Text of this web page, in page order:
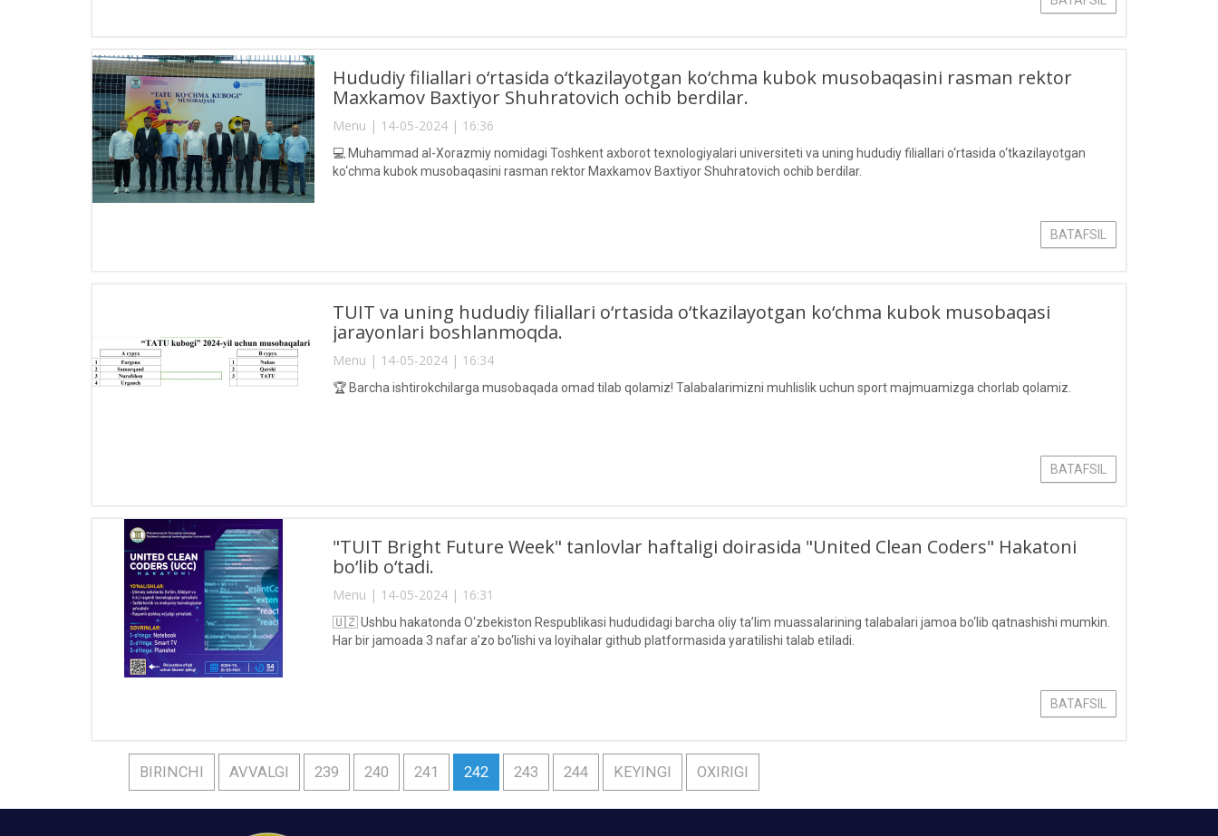
Hududiy filiallari o‘rtasida o‘tkazilayotgan ko‘chma kubok musobaqasini rasman rektor
Maxkamov Baxtiyor Shuhratovich ochib berdilar.
Menu | 14-05-2024 | 16:36
💻 Muhammad al-Xorazmiy nomidagi Toshkent axborot texnologiyalari universiteti va uning hududiy filiallari o‘rtasida o‘tkazilayotgan
ko‘chma kubok musobaqasini rasman rektor Maxkamov Baxtiyor Shuhratovich ochib berdilar.
BATAFSIL
TUIT va uning hududiy filiallari o‘rtasida o‘tkazilayotgan ko‘chma kubok musobaqasi
jarayonlari boshlanmoqda.
Menu | 14-05-2024 | 16:34
🏆 Barcha ishtirokchilarga musobaqada omad tilab qolamiz! Talabalarimizni muhlislik uchun sport majmuamizga chorlab qolamiz.
BATAFSIL
"TUIT Bright Future Week" tanlovlar haftaligi doirasida "United Clean Coders" Hakatoni
bo‘lib o‘tadi.
Menu | 14-05-2024 | 16:31
🇺🇿 Ushbu hakatonda O‘zbekiston Respublikasi hududidagi barcha oliy ta’lim muassalarining talabalari jamoa bo‘lib qatnashishi mumkin.
Har bir jamoada 3 nafar a’zo bo‘lishi va loyihalar github platformasida yaratilishi talab etiladi.
BATAFSIL
BIRINCHI AVVALGI 239 240 241 242 243 244 KEYINGI OXIRIGI